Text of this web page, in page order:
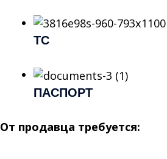
ТС
ПАСПОРТ
От продавца требуется: